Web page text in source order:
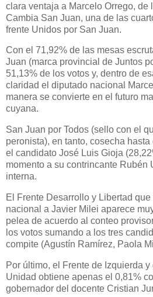
clara ventaja a Marcelo Orrego, de
Cambia San Juan, una de las
frente Unidos por San Juan.
Con el 71,92% de las mesas
Juan (marca provincial de Juntos
51,13% de los votos y, dentro de
claridad el diputado nacional
manera se convierte en el futuro
cuyana.
San Juan por Todos (sello con el
peronista), en tanto, cosecha
el candidato José Luis Gioja
momento a su contrincante Rubén
interna.
El Frente Desarrollo y Libertad
nacional a Javier Milei aparece
pelea de acuerdo al conteo
los votos sumando a los tres
compite (Agustín Ramírez, Paola
Por último, el Frente de Izquierda
Unidad obtiene apenas el 0,81%
gobernador del docente Cristian